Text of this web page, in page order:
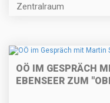
Zentralraum
OÖ IM GESPRÄCH
EBENSEER ZUM